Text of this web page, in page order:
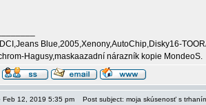
Blue,2005,Xenony,AutoChip,Disky16-
Hagusy,maskaazadní nárazník kopie MondeoS.
Feb 12, 2019 5:35 pm Post subject: moja skúsenosť s